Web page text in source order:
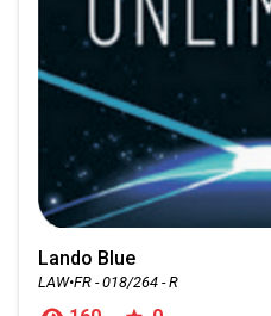
Lando Blue
LAW•FR - 018/264 - R